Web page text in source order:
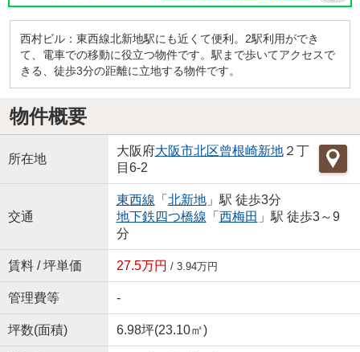
西村ビル：東西線北新地駅にも近くて便利。2駅利用ができ
て、電車での移動に役立つ物件です。駅まで歩いてアクセスで
きる、徒歩3分の距離に立地する物件です。
物件概要
所在地
大阪府大阪市北区曾根崎新地２丁
目6-2
交通
東西線 「 北新地」駅 徒歩3分
地下鉄四つ橋線 「 西梅田 」駅 徒歩3～9
分
賃料 / 坪単価 27.5万円 / 3.94万円
管理費等 -
坪数(面積) 6.98坪(23.10㎡)